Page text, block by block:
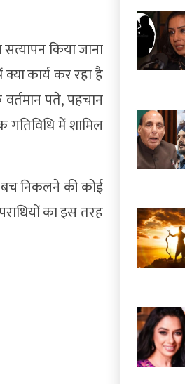
किया जाना
कार्य कर रहा है
पते, पहचान
गतिविधि में शामिल
बच निकलने की कोई
का इस तरह